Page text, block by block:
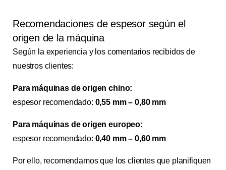
Recomendaciones de espesor según el
origen de la máquina
Según la experiencia y los comentarios recibidos de
nuestros clientes:
Para máquinas de origen chino:
espesor recomendado: 0,55 mm – 0,80 mm
Para máquinas de origen europeo:
espesor recomendado: 0,40 mm – 0,60 mm
Por ello, recomendamos que los clientes que planifiquen